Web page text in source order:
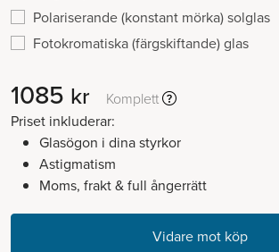
Polariserande (konstant mörka) solglas
Fotokromatiska (färgskiftande) glas
1085 kr
Komplett
Priset inkluderar:
Glasögon i dina styrkor
Astigmatism
Moms, frakt & full ångerrätt